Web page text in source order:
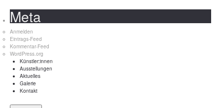
Meta
Anmelden
Eintrags-Feed
Kommentar-Feed
WordPress.org
Künstler:innen
Ausstellungen
Aktuelles
Galerie
Kontakt